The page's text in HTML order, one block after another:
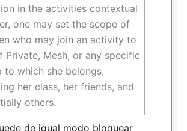
in the activities contextual
one may set the scope of
who may join an activity to
Private, Mesh, or any specific
to which she belongs,
her class, her friends, and
others.
de igual modo bloquear